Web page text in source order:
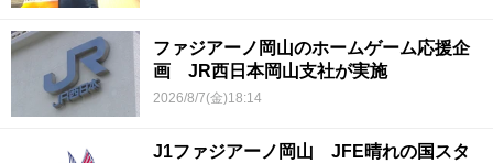
ファジアーノ岡山のホームゲーム応援企
画 JR西日本岡山支社が実施
2026/8/7(金)18:14
J1ファジアーノ岡山 JFE晴れの国スタ